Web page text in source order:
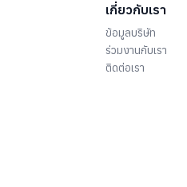
เกี่ยวกับเรา
ข้อมูลบริษัท
ร่วมงานกับเรา
ติดต่อเรา